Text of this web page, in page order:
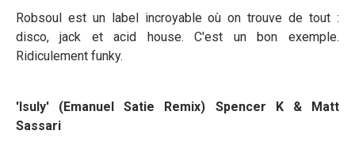
Robsoul est un label incroyable où on trouve de tout :
disco, jack et acid house. C'est un bon exemple.
Ridiculement funky.
'Isuly' (Emanuel Satie Remix) Spencer K & Matt
Sassari